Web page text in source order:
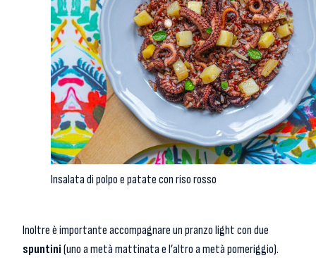
Insalata di polpo e patate con riso rosso
Inoltre è importante accompagnare un pranzo light con due
spuntini(uno a metà mattinata e l’altro a metà pomeriggio).